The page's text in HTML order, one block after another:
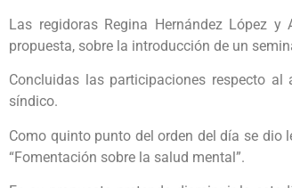
Las regidoras Regina Hernández López
propuesta, sobre la introducción de un
Concluidas las participaciones respecto
síndico.
Como quinto punto del orden del día se dio
“Fomentación sobre la salud mental”.